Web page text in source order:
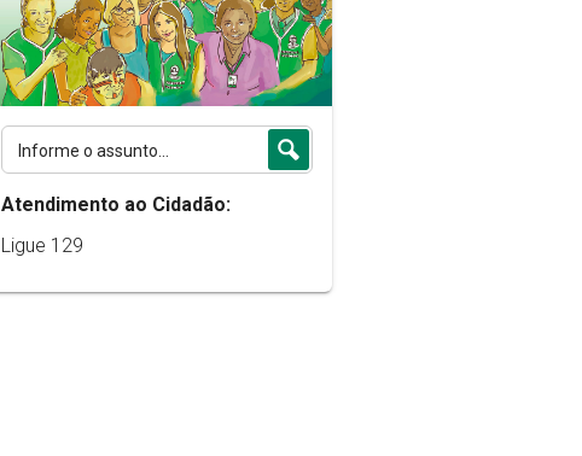
Atendimento ao Cidadão:
Ligue 129